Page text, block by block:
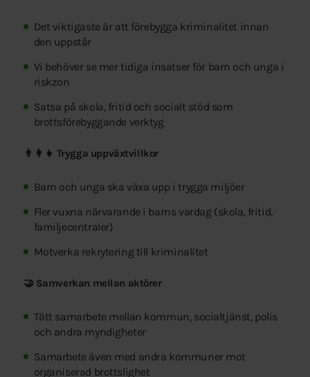
Det viktigaste är att förebygga kriminalitet innan
den uppstår
Vi behöver se mer tidiga insatser för barn och unga i
riskzon
Satsa på skola, fritid och socialt stöd som
brottsförebyggande verktyg
👨‍👩‍👧 Trygga uppväxtvillkor
Barn och unga ska växa upp i trygga miljöer
Fler vuxna närvarande i barns vardag (skola, fritid,
familjecentraler)
Motverka rekrytering till kriminalitet
🤝 Samverkan mellan aktörer
Tätt samarbete mellan kommun, socialtjänst, polis
och andra myndigheter
Samarbete även med andra kommuner mot
organiserad brottslighet